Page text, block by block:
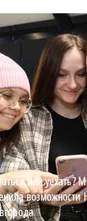
или уехать?
возможности